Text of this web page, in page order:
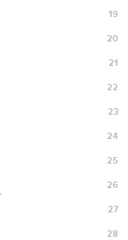
19
20
21
22
23
24
25
26
27
28